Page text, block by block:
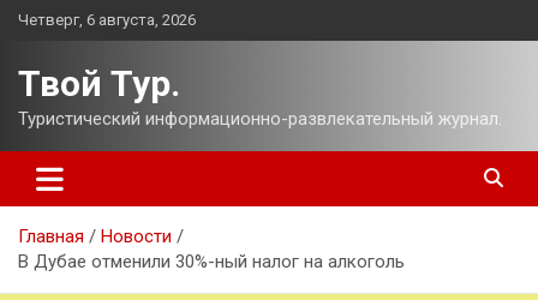
Перейти
Четверг, 6 августа, 2026
Твой Тур.
Туристический информационно-развлекательный журнал.
Главная
Новости
В Дубае отменили 30%-ный налог на алкоголь